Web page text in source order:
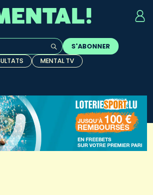
de l'auto-complétion sont
S'ABONNER
MENTAL TV